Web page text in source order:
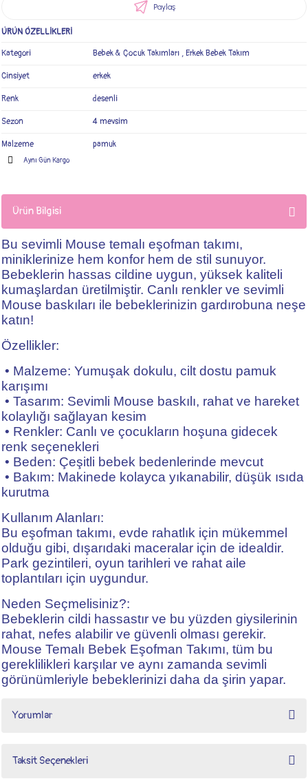
Paylaş
ÜRÜN ÖZELLİKLERİ
Kategori Bebek & Çocuk Takımları ,Erkek Bebek Takım
Cinsiyet erkek
Renk desenli
Sezon 4 mevsim
Malzeme pamuk
Aynı Gün Kargo
Ürün Bilgisi
Bu sevimli Mouse temalı eşofman takımı,
miniklerinize hem konfor hem de stil sunuyor.
Bebeklerin hassas cildine uygun, yüksek kaliteli
kumaşlardan üretilmiştir. Canlı renkler ve sevimli
Mouse baskıları ile bebeklerinizin gardırobuna neşe
katın!
Özellikler:
• Malzeme: Yumuşak dokulu, cilt dostu pamuk
karışımı
• Tasarım: Sevimli Mouse baskılı, rahat ve hareket
kolaylığı sağlayan kesim
• Renkler: Canlı ve çocukların hoşuna gidecek
renk seçenekleri
• Beden: Çeşitli bebek bedenlerinde mevcut
• Bakım: Makinede kolayca yıkanabilir, düşük ısıda
kurutma
Kullanım Alanları:
Bu eşofman takımı, evde rahatlık için mükemmel
olduğu gibi, dışarıdaki maceralar için de idealdir.
Park gezintileri, oyun tarihleri ve rahat aile
toplantıları için uygundur.
Neden Seçmelisiniz?:
Bebeklerin cildi hassastır ve bu yüzden giysilerinin
rahat, nefes alabilir ve güvenli olması gerekir.
Mouse Temalı Bebek Eşofman Takımı, tüm bu
gereklilikleri karşılar ve aynı zamanda sevimli
görünümleriyle bebeklerinizi daha da şirin yapar.
Yorumlar
Taksit Seçenekleri